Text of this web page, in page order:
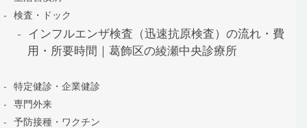
検査・ドック
インフルエンザ検査（迅速抗原検査）の流れ・費
用・所要時間｜葛飾区の綾瀬中央診療所
特定健診・企業健診
専門外来
予防接種・ワクチン